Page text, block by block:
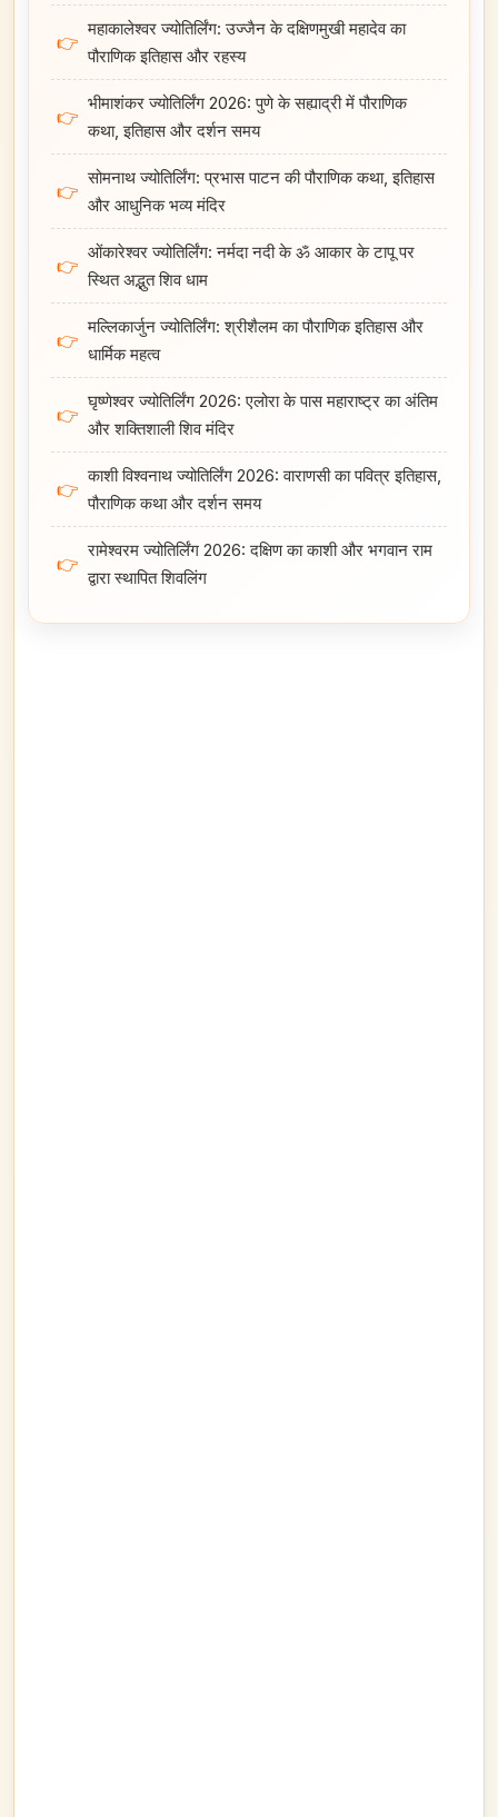
👉
महाकालेश्वर ज्योतिर्लिंग: उज्जैन के दक्षिणमुखी महादेव का
पौराणिक इतिहास और रहस्य
👉
भीमाशंकर ज्योतिर्लिंग 2026: पुणे के सह्याद्री में पौराणिक
कथा, इतिहास और दर्शन समय
👉
सोमनाथ ज्योतिर्लिंग: प्रभास पाटन की पौराणिक कथा, इतिहास
और आधुनिक भव्य मंदिर
👉
ओंकारेश्वर ज्योतिर्लिंग: नर्मदा नदी के ॐ आकार के टापू पर
स्थित अद्भुत शिव धाम
👉
मल्लिकार्जुन ज्योतिर्लिंग: श्रीशैलम का पौराणिक इतिहास और
धार्मिक महत्व
👉
घृष्णेश्वर ज्योतिर्लिंग 2026: एलोरा के पास महाराष्ट्र का अंतिम
और शक्तिशाली शिव मंदिर
👉
काशी विश्वनाथ ज्योतिर्लिंग 2026: वाराणसी का पवित्र इतिहास,
पौराणिक कथा और दर्शन समय
👉
रामेश्वरम ज्योतिर्लिंग 2026: दक्षिण का काशी और भगवान राम
द्वारा स्थापित शिवलिंग